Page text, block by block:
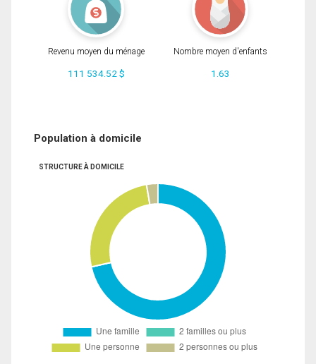
Revenu moyen du ménage
111 534.52 $
Nombre moyen d'enfants
1.63
Population à domicile
STRUCTURE À DOMICILE